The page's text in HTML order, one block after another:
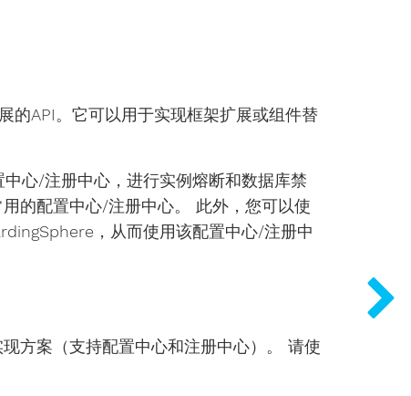
的API。它可以用于实现框架扩展或组件替
心/注册中心，进行实例熔断和数据库禁
的配置中心/注册中心。 此外，您可以使
，从而使用该配置中心/注册中
方案（支持配置中心和注册中心）。 请使